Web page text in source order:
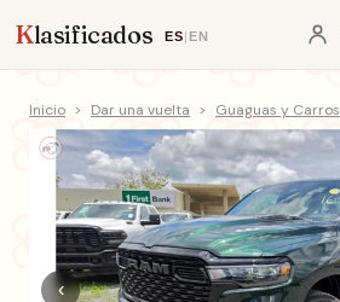
Klasificados ES| EN
Inicio > Dar una vuelta > Guaguas y Carros
‹